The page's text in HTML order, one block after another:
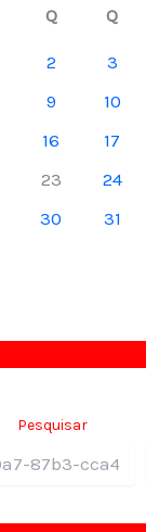
Q Q
2 3
9 10
16 17
23 24
30 31
Pesquisar